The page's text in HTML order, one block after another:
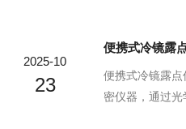
量外，有些还
尘浓度超过设
作人员采取相
点，在环境监
用。粉尘检测仪
光照射在空气中
2025-10
23
便携式冷镜露
密仪器，通过光